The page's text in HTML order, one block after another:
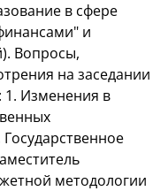
в сфере
и
Вопросы,
на заседании
1. Изменения в
методологии